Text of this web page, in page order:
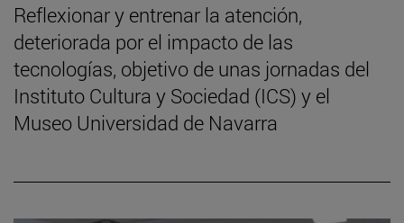
Reflexionar y entrenar la atención,
deteriorada por el impacto de las
tecnologías, objetivo de unas jornadas del
Instituto Cultura y Sociedad (ICS) y el
Museo Universidad de Navarra